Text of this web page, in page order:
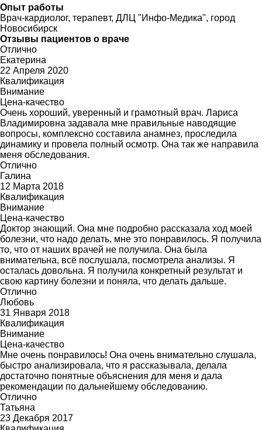
Опыт работы
Врач-кардиолог, терапевт, ДЛЦ "Инфо-Медика", город
Новосибирск
Отзывы пациентов о враче
Отлично
Екатерина
22 Апреля 2020
Квалификация
Внимание
Цена-качество
Очень хороший, уверенный и грамотный врач. Лариса
Владимировна задавала мне правильные наводящие
вопросы, комплексно составила анамнез, проследила
динамику и провела полный осмотр. Она так же направила
меня обследования.
Отлично
Галина
12 Марта 2018
Квалификация
Внимание
Цена-качество
Доктор знающий. Она мне подробно рассказала ход моей
болезни, что надо делать, мне это понравилось. Я получила
то, что от наших врачей не получила. Она была
внимательна, всё послушала, посмотрела анализы. Я
осталась довольна. Я получила конкретный результат и
свою картину болезни и поняла, что делать дальше.
Отлично
Любовь
31 Января 2018
Квалификация
Внимание
Цена-качество
Мне очень понравилось! Она очень внимательно слушала,
быстро анализировала, что я рассказывала, делала
достаточно понятные объяснения для меня и дала
рекомендации по дальнейшему обследованию.
Отлично
Татьяна
23 Декабря 2017